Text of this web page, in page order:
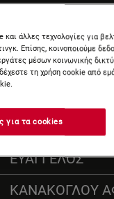
ΠΑΠΑΓΕΩΡΓΙΟΥ
ΓΙΑΝΝΟΥΣΑΣ
ΣΠΥΡΙΔΩΝ
ΚΑΡΑΓΙΑΝΝΗΣ
ΕΥΑΓΓΕΛΟΣ
ΚΑΝΑΚΟΓΛΟΥ
και άλλες τεχνολογίες για
Επίσης, κοινοποιούμε
μέσων κοινωνικής
τη χρήση cookie από
για τα cookies